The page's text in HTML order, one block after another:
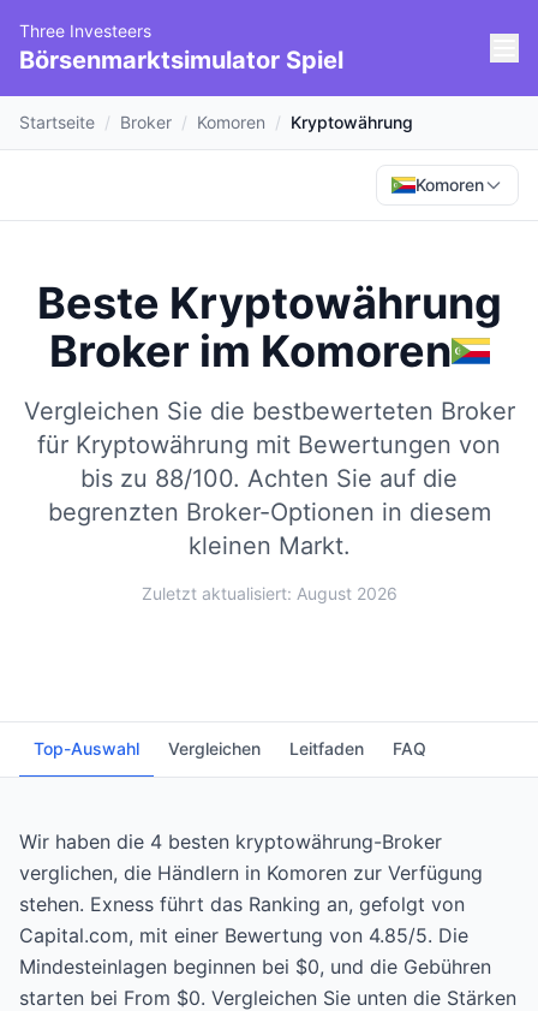
Three Investeers
Börsenmarktsimulator Spiel
Startseite / Broker / Komoren / Kryptowährung
Komoren
Beste Kryptowährung
Broker im Komoren
Vergleichen Sie die bestbewerteten Broker
für Kryptowährung mit Bewertungen von
bis zu 88/100. Achten Sie auf die
begrenzten Broker-Optionen in diesem
kleinen Markt.
Zuletzt aktualisiert: August 2026
Top-Auswahl Vergleichen Leitfaden FAQ
Wir haben die 4 besten kryptowährung-Broker
verglichen, die Händlern in Komoren zur Verfügung
stehen. Exness führt das Ranking an, gefolgt von
Capital.com, mit einer Bewertung von 4.85/5. Die
Mindesteinlagen beginnen bei $0, und die Gebühren
starten bei From $0. Vergleichen Sie unten die Stärken